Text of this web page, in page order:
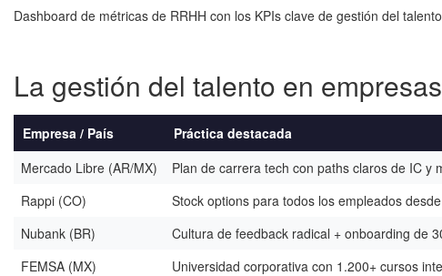
Dashboard de métricas de RRHH con los KPIs clave de gestión del
La gestión del talento en
Empresa / País Práctica destacada
Mercado Libre (AR/MX)
Plan de carrera tech con paths claros de IC y
Rappi (CO)
Stock options para todos los empleados
Nubank (BR)
Cultura de feedback radical + onboarding de
FEMSA (MX)
Universidad corporativa con 1.200+ cursos